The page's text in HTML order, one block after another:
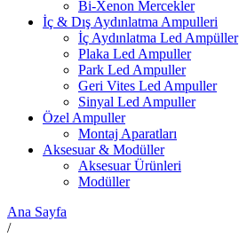
Bi-Xenon Mercekler
İç & Dış Aydınlatma Ampulleri
İç Aydınlatma Led Ampüller
Plaka Led Ampuller
Park Led Ampuller
Geri Vites Led Ampuller
Sinyal Led Ampuller
Özel Ampuller
Montaj Aparatları
Aksesuar & Modüller
Aksesuar Ürünleri
Modüller
Ana Sayfa
/